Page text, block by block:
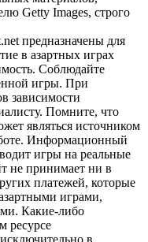
Getty Images, строго
предназначены для
в азартных играх
Соблюдайте
игры. При
зависимости
Помните, что
являться источником
Информационный
игры на реальные
не принимает ни в
платежей, которые
играми,
Какие-либо
ресурсе